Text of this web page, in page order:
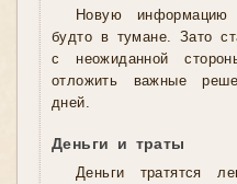
Новую информацию
будто в тумане. Зато
с неожиданной
отложить важные
дней.
Деньги и траты
Деньги тратятся